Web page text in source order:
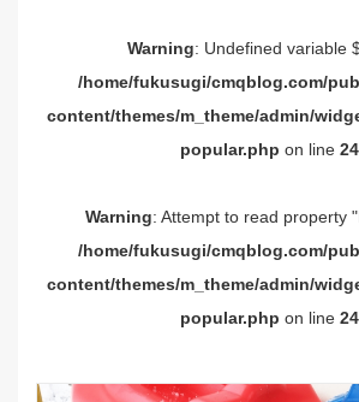
Warning: Undefined variable
/home/fukusugi/cmqblog.com/
content/themes/m_theme/admin/
popular.php on line 24
Warning: Attempt to read property
/home/fukusugi/cmqblog.com/
content/themes/m_theme/admin/
popular.php on line 24